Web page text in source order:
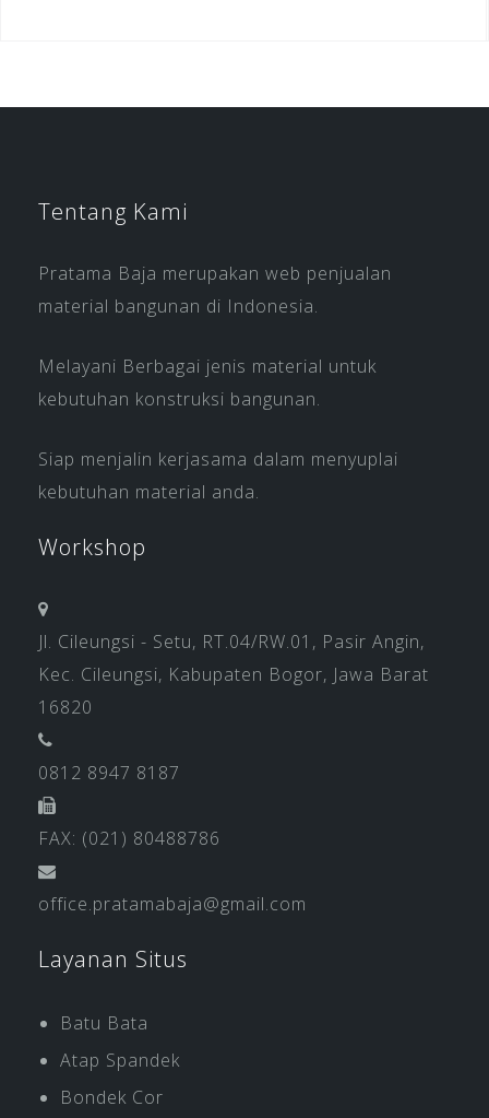
Tentang Kami
Pratama Baja merupakan web penjualan
material bangunan di Indonesia.
Melayani Berbagai jenis material untuk
kebutuhan konstruksi bangunan.
Siap menjalin kerjasama dalam menyuplai
kebutuhan material anda.
Workshop
Jl. Cileungsi - Setu, RT.04/RW.01, Pasir Angin,
Kec. Cileungsi, Kabupaten Bogor, Jawa Barat
16820
0812 8947 8187
FAX: (021) 80488786
office.pratamabaja@gmail.com
Layanan Situs
Batu Bata
Atap Spandek
Bondek Cor